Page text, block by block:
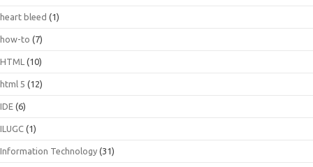
heart bleed (1)
how-to (7)
HTML (10)
html 5 (12)
IDE (6)
ILUGC (1)
Information Technology (31)